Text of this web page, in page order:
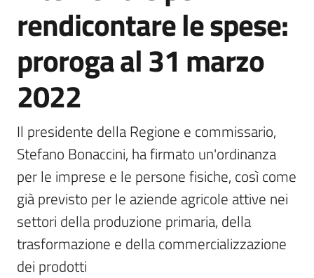
Seguici
su
rendicontare le spese:
proroga al 31 marzo
2022
Il presidente della Regione e commissario,
Stefano Bonaccini, ha firmato un'ordinanza
per le imprese e le persone fisiche, così come
già previsto per le aziende agricole attive nei
settori della produzione primaria, della
trasformazione e della commercializzazione
dei prodotti